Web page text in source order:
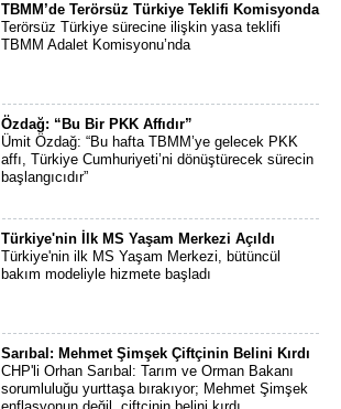
TBMM’de Terörsüz Türkiye Teklifi Komisyonda
Terörsüz Türkiye sürecine ilişkin yasa teklifi
TBMM Adalet Komisyonu’nda
Özdağ: “Bu Bir PKK Affıdır”
Ümit Özdağ: “Bu hafta TBMM’ye gelecek PKK
affı, Türkiye Cumhuriyeti’ni dönüştürecek sürecin
başlangıcıdır”
Türkiye'nin İlk MS Yaşam Merkezi Açıldı
Türkiye'nin ilk MS Yaşam Merkezi, bütüncül
bakım modeliyle hizmete başladı
Sarıbal: Mehmet Şimşek Çiftçinin Belini Kırdı
CHP'li Orhan Sarıbal: Tarım ve Orman Bakanı
sorumluluğu yurttaşa bırakıyor; Mehmet Şimşek